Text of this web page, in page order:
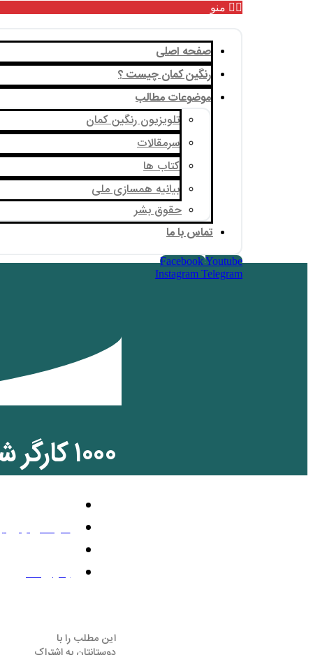
منو
صفحه اصلی
رنگین کمان چیست ؟
موضوعات مطالب
تلویزیون رنگین کمان
سرمقالات
کتاب ها
بیانیه همسازی ملی
حقوق بشر
تماس با ما
FacebookYoutube
Instagram Telegram
۱۰۰۰ کارگر شهرداری زابل ۳ ماه حقوق نگرفته‌اند
سپتامبر 24, 2013
بدون نظر
این مطلب را با